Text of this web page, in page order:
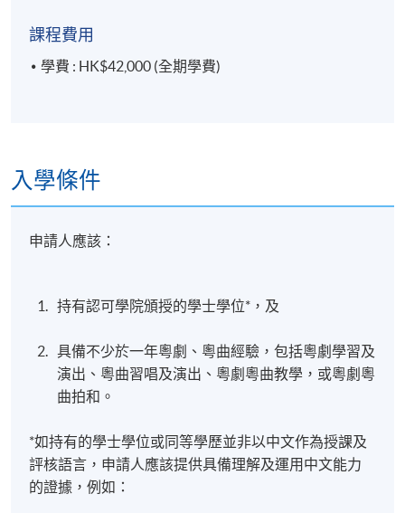
課程費用
學費 : HK$42,000 (全期學費)
入學條件
申請人應該：
持有認可學院頒授的學士學位*，及
具備不少於一年粵劇、粵曲經驗，包括粵劇學習及
演出、粵曲習唱及演出、粵劇粵曲教學，或粵劇粵
曲拍和。
*如持有的學士學位或同等學歷並非以中文作為授課及
評核語言，申請人應該提供具備理解及運用中文能力
的證據，例如：